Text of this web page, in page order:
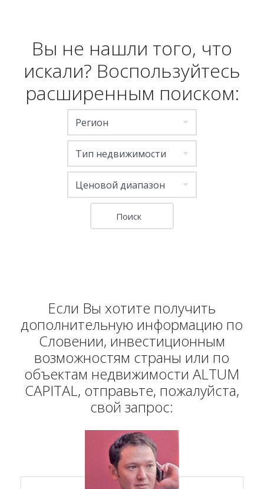
Вы не нашли того, что
искали? Воспользуйтесь
расширенным поиском:
Регион
Тип недвижимости
Ценовой диапазон
Если Вы хотите получить
дополнительную информацию по
Словении, инвестиционным
возможностям страны или по
объектам недвижимости ALTUM
CAPITAL, отправьте, пожалуйста,
свой запрос: